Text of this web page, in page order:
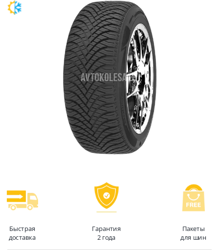
Быстрая
доставка
Гарантия
2 года
Пакеты
для шин